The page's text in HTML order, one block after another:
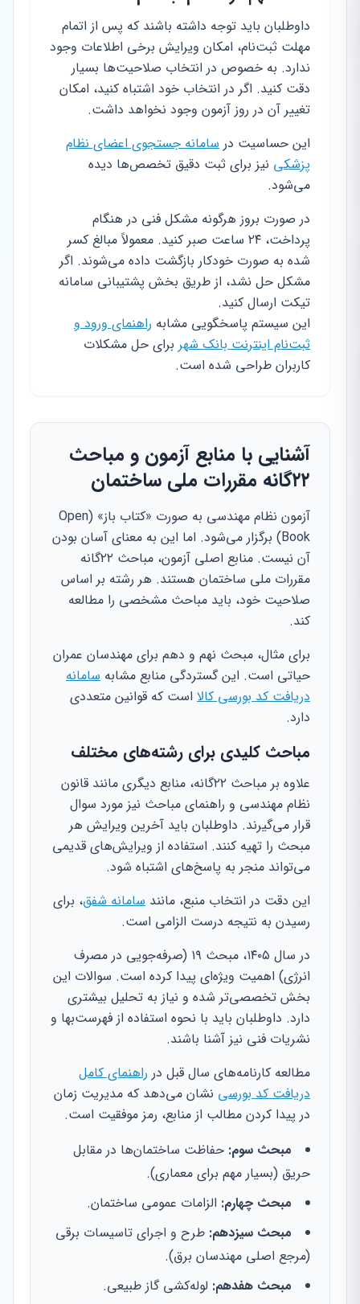
داوطلبان باید توجه داشته باشند که پس از اتمام
مهلت ثبت‌نام، امکان ویرایش برخی اطلاعات وجود
ندارد. به خصوص در انتخاب صلاحیت‌ها بسیار
دقت کنید. اگر در انتخاب خود اشتباه کنید، امکان
تغییر آن در روز آزمون وجود نخواهد داشت.
این حساسیت در سامانه جستجوی اعضای نظام
پزشکی نیز برای ثبت دقیق تخصص‌ها دیده
می‌شود.
در صورت بروز هرگونه مشکل فنی در هنگام
پرداخت، ۲۴ ساعت صبر کنید. معمولاً مبالغ کسر
شده به صورت خودکار بازگشت داده می‌شوند. اگر
مشکل حل نشد، از طریق بخش پشتیبانی سامانه
تیکت ارسال کنید.
این سیستم پاسخگویی مشابه راهنمای ورود و
ثبت‌نام اینترنت بانک شهر برای حل مشکلات
کاربران طراحی شده است.
آشنایی با منابع آزمون و مباحث
۲۲‌گانه مقررات ملی ساختمان
آزمون نظام مهندسی به صورت «کتاب باز» (Open
Book) برگزار می‌شود. اما این به معنای آسان بودن
آن نیست. منابع اصلی آزمون، مباحث ۲۲‌گانه
مقررات ملی ساختمان هستند. هر رشته بر اساس
صلاحیت خود، باید مباحث مشخصی را مطالعه
کند.
برای مثال، مبحث نهم و دهم برای مهندسان عمران
حیاتی است. این گستردگی منابع مشابه سامانه
دریافت کد بورسی کالا است که قوانین متعددی
دارد.
مباحث کلیدی برای رشته‌های مختلف
علاوه بر مباحث ۲۲‌گانه، منابع دیگری مانند قانون
نظام مهندسی و راهنمای مباحث نیز مورد سوال
قرار می‌گیرند. داوطلبان باید آخرین ویرایش هر
مبحث را تهیه کنند. استفاده از ویرایش‌های قدیمی
می‌تواند منجر به پاسخ‌های اشتباه شود.
این دقت در انتخاب منبع، مانند سامانه شفق، برای
رسیدن به نتیجه درست الزامی است.
در سال ۱۴۰۵، مبحث ۱۹ (صرفه‌جویی در مصرف
انرژی) اهمیت ویژه‌ای پیدا کرده است. سوالات این
بخش تخصصی‌تر شده و نیاز به تحلیل بیشتری
دارد. داوطلبان باید با نحوه استفاده از فهرست‌بها و
نشریات فنی نیز آشنا باشند.
مطالعه کارنامه‌های سال قبل در راهنمای کامل
دریافت کد بورسی نشان می‌دهد که مدیریت زمان
در پیدا کردن مطالب از منابع، رمز موفقیت است.
مبحث سوم: حفاظت ساختمان‌ها در مقابل
حریق (بسیار مهم برای معماری).
مبحث چهارم: الزامات عمومی ساختمان.
مبحث سیزدهم: طرح و اجرای تاسیسات برقی
(مرجع اصلی مهندسان برق).
مبحث هفدهم: لوله‌کشی گاز طبیعی.